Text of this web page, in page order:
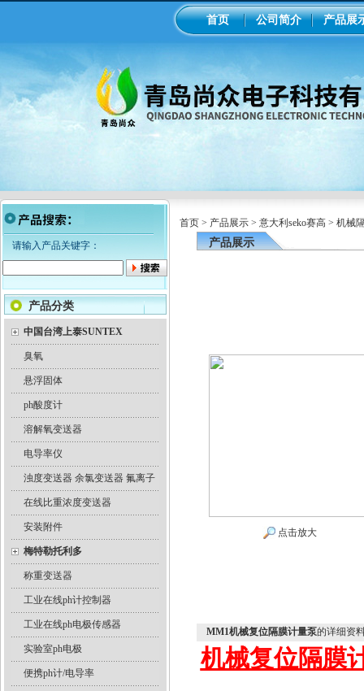
首页 公司简介 产品展
请输入产品关键字：
产品分类
中国台湾上泰SUNTEX
臭氧
悬浮固体
ph酸度计
溶解氧变送器
电导率仪
浊度变送器 余氯变送器 氟离子
在线比重浓度变送器
安装附件
梅特勒托利多
称重变送器
工业在线ph计控制器
工业在线ph电极传感器
实验室ph电极
便携ph计/电导率
首页 > 产品展示 > 意大利seko赛高 > 机械
产品展示
点击放大
‍MM1机械复位隔膜计量泵‍的详细资
机械复位隔膜